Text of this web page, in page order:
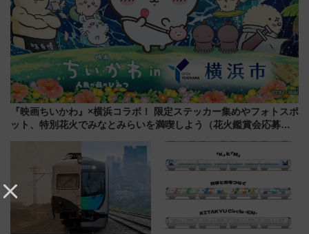
『映画ちいかわ』×横浜コラボ！ 限定ステッカー集めやフォトスポ
ット、特別花火でみなとみらいを満喫しよう（花火鑑賞会応募は